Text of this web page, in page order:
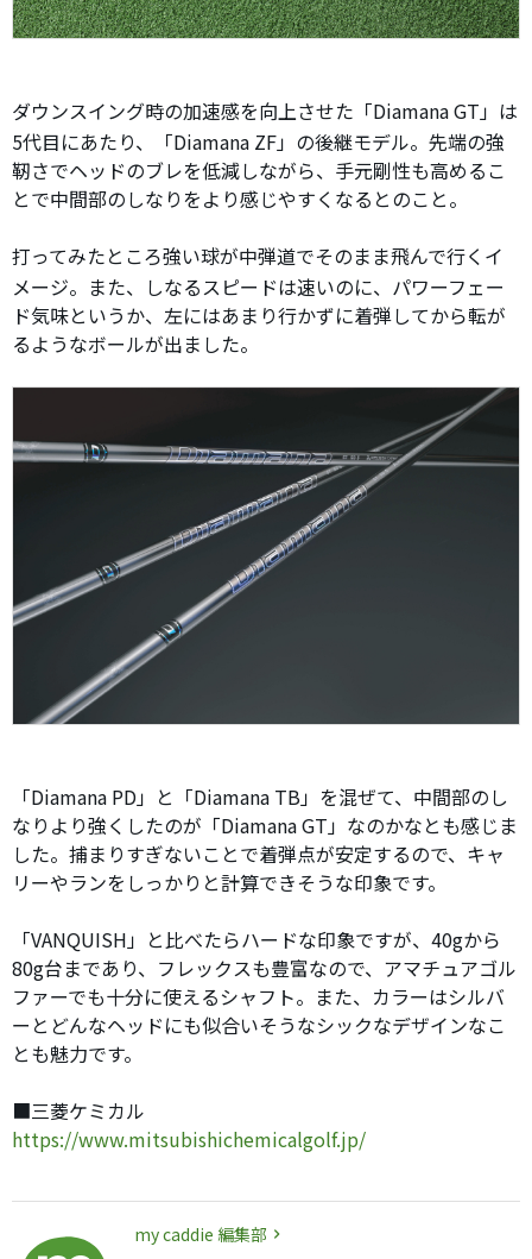
ダウンスイング時の加速感を向上させた「Diamana GT」は
5代目にあたり、「Diamana ZF」の後継モデル。先端の強
靭さでヘッドのブレを低減しながら、手元剛性も高めるこ
とで中間部のしなりをより感じやすくなるとのこと。
打ってみたところ強い球が中弾道でそのまま飛んで行くイ
メージ。また、しなるスピードは速いのに、パワーフェー
ド気味というか、左にはあまり行かずに着弾してから転が
るようなボールが出ました。
「Diamana PD」と「Diamana TB」を混ぜて、中間部のし
なりより強くしたのが「Diamana GT」なのかなとも感じま
した。捕まりすぎないことで着弾点が安定するので、キャ
リーやランをしっかりと計算できそうな印象です。
「VANQUISH」と比べたらハードな印象ですが、40gから
80g台まであり、フレックスも豊富なので、アマチュアゴル
ファーでも十分に使えるシャフト。また、カラーはシルバ
ーとどんなヘッドにも似合いそうなシックなデザインなこ
とも魅力です。
■三菱ケミカル
https://www.mitsubishichemicalgolf.jp/
my caddie 編集部